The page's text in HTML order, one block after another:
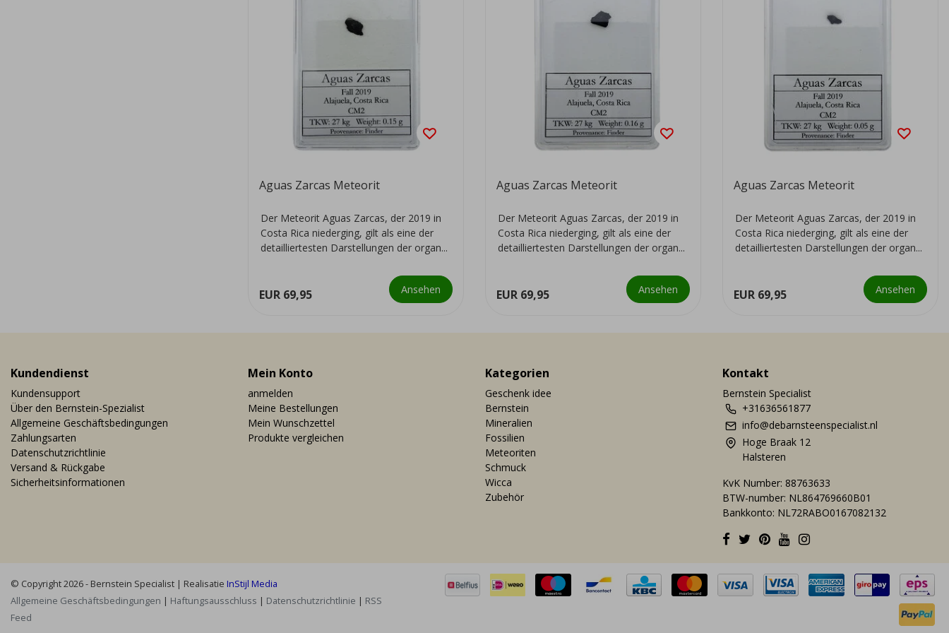
Aguas Zarcas Meteorit
Der Meteorit Aguas Zarcas, der 2019 in
Costa Rica niederging, gilt als eine der
detailliertesten Darstellungen der organ...
EUR 69,95 Ansehen
Aguas Zarcas Meteorit
Der Meteorit Aguas Zarcas, der 2019 in
Costa Rica niederging, gilt als eine der
detailliertesten Darstellungen der organ...
EUR 69,95 Ansehen
Aguas Zarcas Meteorit
Der Meteorit Aguas Zarcas, der 2019 in
Costa Rica niederging, gilt als eine der
detailliertesten Darstellungen der organ...
EUR 69,95 Ansehen
Kundendienst
Kundensupport
Über den Bernstein-Spezialist
Allgemeine Geschäftsbedingungen
Zahlungsarten
Datenschutzrichtlinie
Versand & Rückgabe
Sicherheitsinformationen
Mein Konto
anmelden
Meine Bestellungen
Mein Wunschzettel
Produkte vergleichen
Kategorien
Geschenk idee
Bernstein
Mineralien
Fossilien
Meteoriten
Schmuck
Wicca
Zubehör
Kontakt
Bernstein Specialist
+31636561877
info@debarnsteenspecialist.nl
Hoge Braak 12
Halsteren
KvK Number: 88763633
BTW-number: NL864769660B01
Bankkonto: NL72RABO0167082132
© Copyright 2026 - Bernstein Specialist | Realisatie InStijl Media
Allgemeine Geschäftsbedingungen | Haftungsausschluss | Datenschutzrichtlinie | RSS
Feed